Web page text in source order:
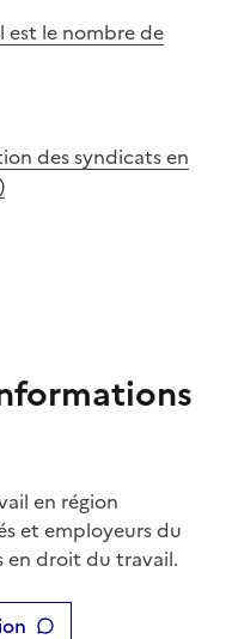
est le nombre de
des syndicats en
en région
et employeurs du
en droit du travail.